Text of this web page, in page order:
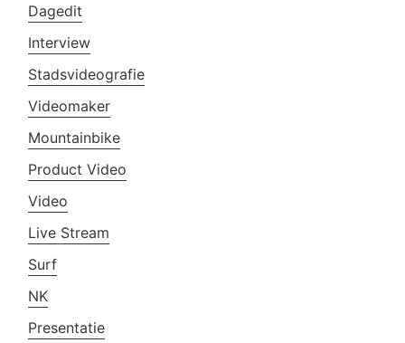
Dagedit
Interview
Stadsvideografie
Videomaker
Mountainbike
Product Video
Video
Live Stream
Surf
NK
Presentatie